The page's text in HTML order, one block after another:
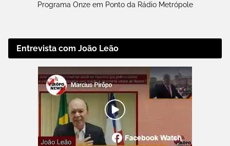
Programa Onze em Ponto da Rádio Metrópole
Entrevista com João Leão